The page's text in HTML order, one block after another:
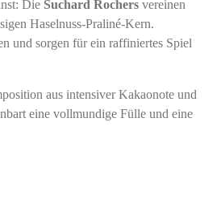
Die Suchard Rochers vereinen
Haselnuss-Praliné-Kern.
und sorgen für ein raffiniertes Spiel
aus intensiver Kakaonote und
eine vollmundige Fülle und eine